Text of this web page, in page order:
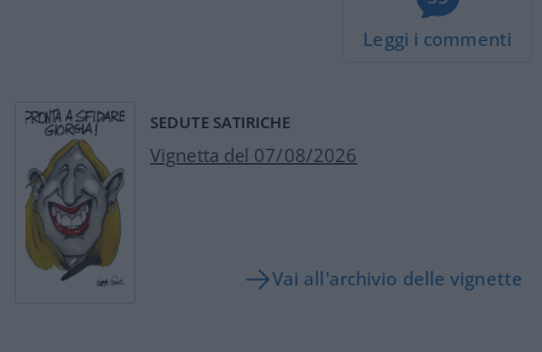
Leggi i commenti
SEDUTE SATIRICHE
Vignetta del 07/08/2026
Vai all'archivio delle vignette